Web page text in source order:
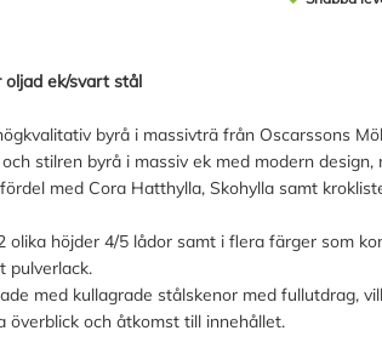
ek/svart stål
byrå i massivträ från Oscarssons
stilren byrå i massiv ek med modern
med Cora Hatthylla, Skohylla samt
olika höjder 4/5 lådor samt i flera färger som
pulverlack.
med kullagrade stålskenor med fullutdrag,
överblick och åtkomst till innehållet.